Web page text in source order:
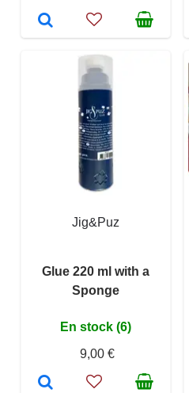
Jig&Puz
Glue 220 ml with a
Sponge
En stock (6)
9,00 €